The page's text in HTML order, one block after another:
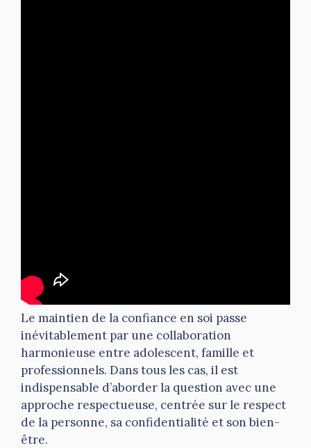
Le maintien de la confiance en soi passe
inévitablement par une collaboration
harmonieuse entre adolescent, famille et
professionnels. Dans tous les cas, il est
indispensable d’aborder la question avec une
approche respectueuse, centrée sur le respect
de la personne, sa confidentialité et son bien-
être.